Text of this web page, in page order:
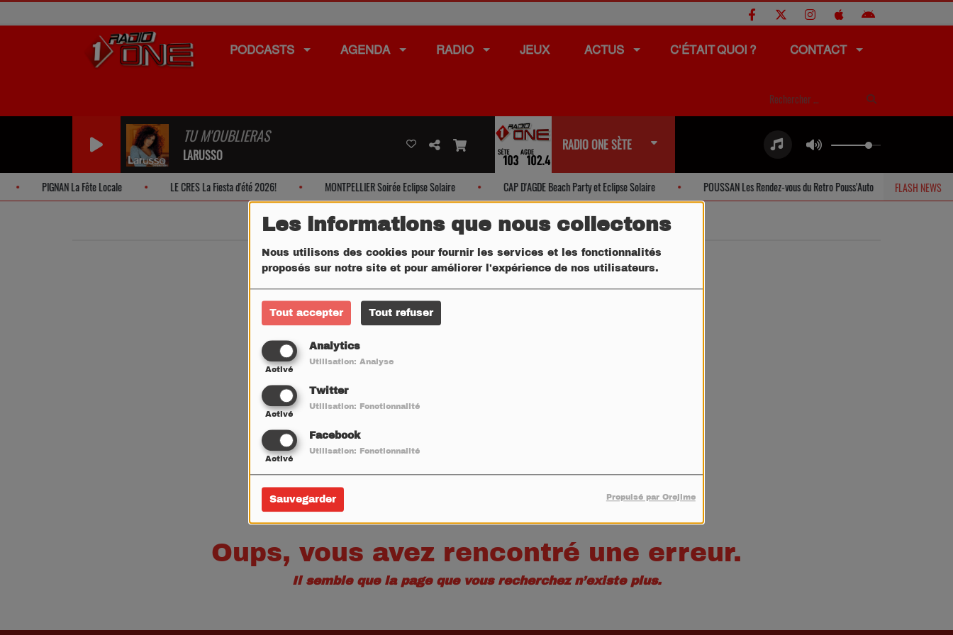
Les informations que nous collectons
Nous utilisons des cookies pour fournir les services et les fonctionnalités
proposés sur notre site et pour améliorer l'expérience de nos utilisateurs.
Tout accepter Tout refuser
Analytics
Activé
Utilisation: Analyse
Twitter
Activé
Utilisation: Fonctionnalité
Facebook
Activé
Utilisation: Fonctionnalité
Sauvegarder Propulsé par Orejime
PODCASTS AGENDA RADIO JEUX ACTUS C'ÉTAIT QUOI ? CONTACT
TU M'OUBLIERAS
LARUSSO
RADIO ONE SÈTE
FLASH NEWS
PIGNAN La Fête Locale LE CRES La Fiesta d'été 2026! MONTPELLIER Soirée Eclipse Solaire CAP D'AGDE Beach Party et Eclipse Solaire POUSSAN Les Rendez-vous du Retro Pouss'Auto SETE
404
Oups, vous avez rencontré une erreur.
Il semble que la page que vous recherchez n’existe plus.